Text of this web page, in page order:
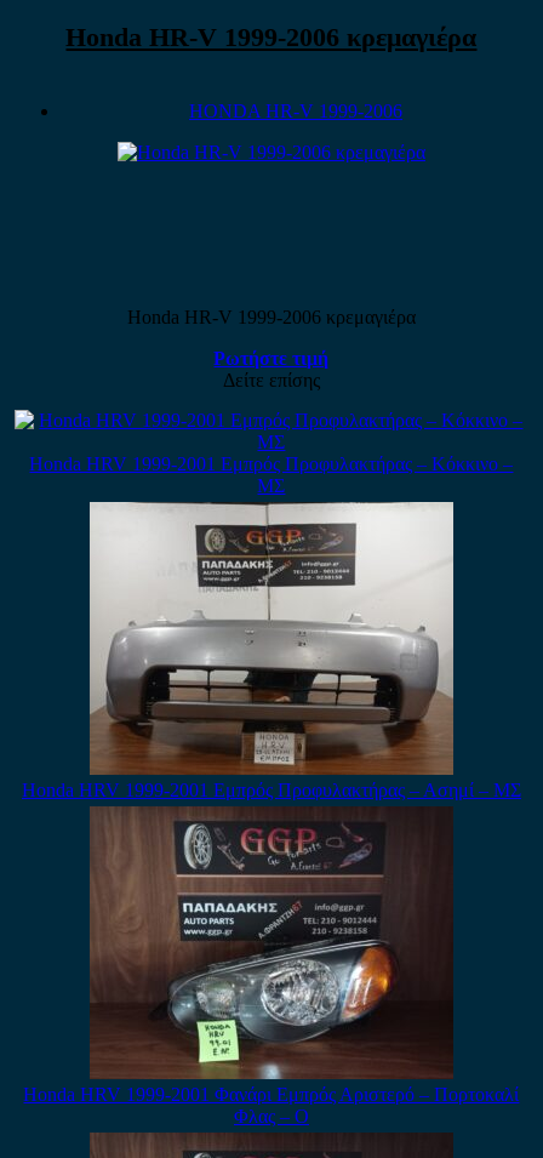
Honda HR-V 1999-2006 κρεμαγιέρα
HONDA HR-V 1999-2006
Honda HR-V 1999-2006 κρεμαγιέρα
Ρωτήστε τιμή
Δείτε επίσης
Honda HRV 1999-2001 Εμπρός Προφυλακτήρας – Κόκκινο –
ΜΣ
Honda HRV 1999-2001 Εμπρός Προφυλακτήρας – Ασημί – ΜΣ
Honda HRV 1999-2001 Φανάρι Εμπρός Αριστερό – Πορτοκαλί
Φλας – Ο